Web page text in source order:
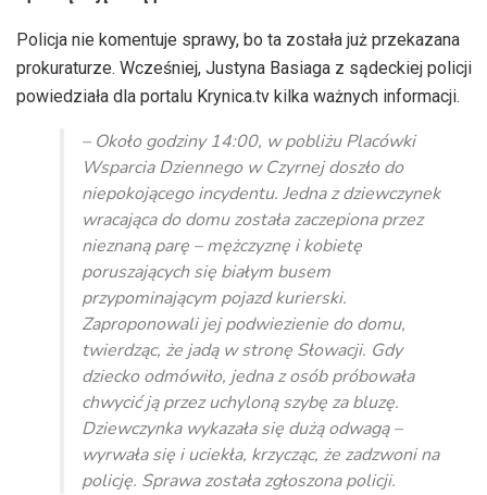
Policja nie komentuje sprawy, bo ta została już przekazana
prokuraturze. Wcześniej, Justyna Basiaga z sądeckiej policji
powiedziała dla portalu Krynica.tv kilka ważnych informacji.
– Około godziny 14:00, w pobliżu Placówki
Wsparcia Dziennego w Czyrnej doszło do
niepokojącego incydentu. Jedna z dziewczynek
wracająca do domu została zaczepiona przez
nieznaną parę – mężczyznę i kobietę
poruszających się białym busem
przypominającym pojazd kurierski.
Zaproponowali jej podwiezienie do domu,
twierdząc, że jadą w stronę Słowacji. Gdy
dziecko odmówiło, jedna z osób próbowała
chwycić ją przez uchyloną szybę za bluzę.
Dziewczynka wykazała się dużą odwagą –
wyrwała się i uciekła, krzycząc, że zadzwoni na
policję. Sprawa została zgłoszona policji.